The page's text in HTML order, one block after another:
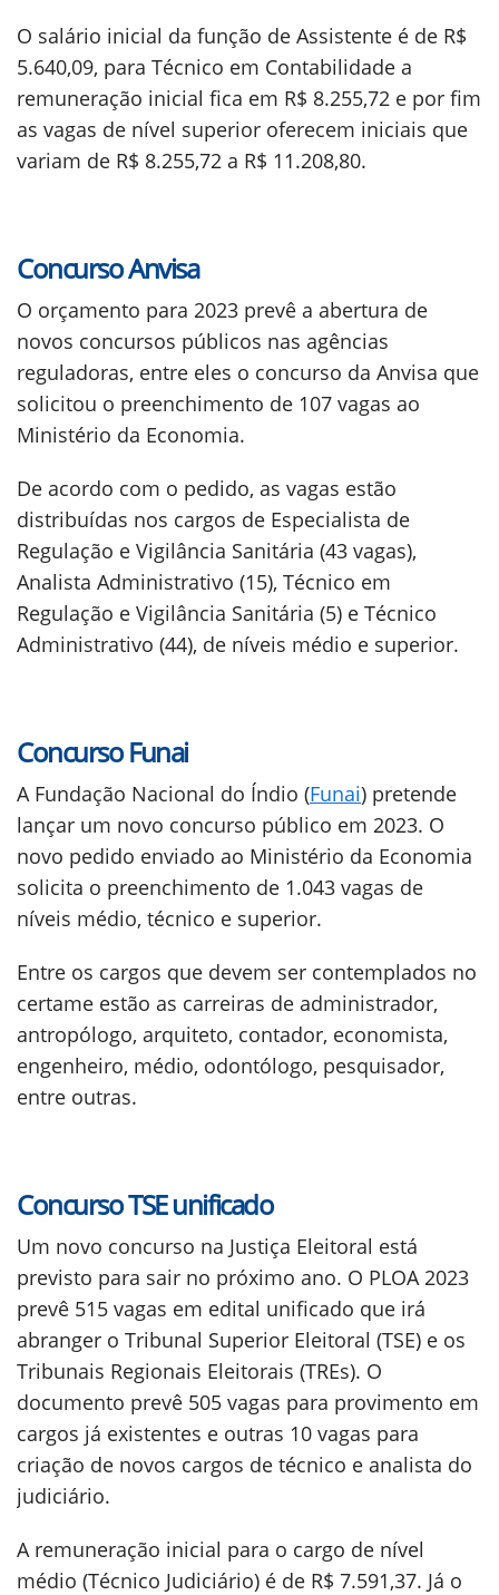
O salário inicial da função de Assistente é de R$
5.640,09, para Técnico em Contabilidade a
remuneração inicial fica em R$ 8.255,72 e por fim
as vagas de nível superior oferecem iniciais que
variam de R$ 8.255,72 a R$ 11.208,80.
Concurso Anvisa
O orçamento para 2023 prevê a abertura de
novos concursos públicos nas agências
reguladoras, entre eles o concurso da Anvisa que
solicitou o preenchimento de 107 vagas ao
Ministério da Economia.
De acordo com o pedido, as vagas estão
distribuídas nos cargos de Especialista de
Regulação e Vigilância Sanitária (43 vagas),
Analista Administrativo (15), Técnico em
Regulação e Vigilância Sanitária (5) e Técnico
Administrativo (44), de níveis médio e superior.
Concurso Funai
A Fundação Nacional do Índio (Funai) pretende
lançar um novo concurso público em 2023. O
novo pedido enviado ao Ministério da Economia
solicita o preenchimento de 1.043 vagas de
níveis médio, técnico e superior.
Entre os cargos que devem ser contemplados no
certame estão as carreiras de administrador,
antropólogo, arquiteto, contador, economista,
engenheiro, médio, odontólogo, pesquisador,
entre outras.
Concurso TSE unificado
Um novo concurso na Justiça Eleitoral está
previsto para sair no próximo ano. O PLOA 2023
prevê 515 vagas em edital unificado que irá
abranger o Tribunal Superior Eleitoral (TSE) e os
Tribunais Regionais Eleitorais (TREs). O
documento prevê 505 vagas para provimento em
cargos já existentes e outras 10 vagas para
criação de novos cargos de técnico e analista do
judiciário.
A remuneração inicial para o cargo de nível
médio (Técnico Judiciário) é de R$ 7.591,37. Já o